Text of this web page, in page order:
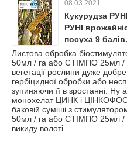
08.03.2021
Кукурудза
РУНІ
посуха 9
України.
Листова обробка
50мл / га або СТІМПО 25мл /
вегетації рослини дуже
гербіцидної обробки або
зупиняючи її в зростанні.
монохелат ЦИНК і ЦІНКОФОС
баковій суміші з
50мл / га або СТІМПО 25мл /
викиду волоті.